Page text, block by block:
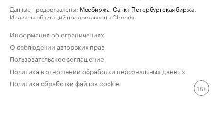
Данные предоставлены: Мосбиржа Санкт-Петербургская биржа
Индексы облигаций предоставлены Cbonds.
Информация об ограничениях
О соблюдении авторских прав
Пользовательское соглашение
Политика в отношении обработки персональных данных
Политика обработки файлов cookie
18+